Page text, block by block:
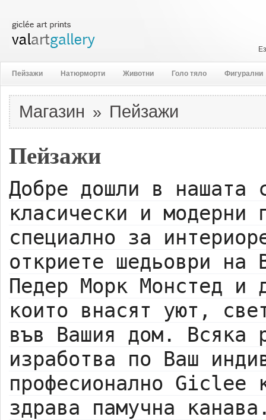
Пейзажи Натюрморти Животни Голо тяло Фигурални
Магазин » Пейзажи
Пейзажи
Добре дошли в нашата
класически и модерни
специално за
откриете шедьоври на
Педер Морк Монстед и
които внасят уют,
във Вашия дом. Всяка
изработва по Ваш
професионално Giclee
здрава памучна